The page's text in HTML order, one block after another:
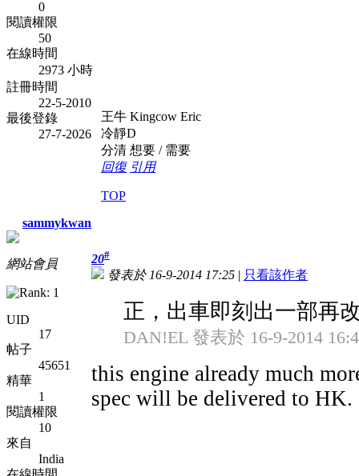
0
閱讀權限
50
在線時間
2973 小時
註冊時間
22-5-2010
最後登錄
27-7-2026
王牛 Kingcow Eric
冷靜D
分清 想要 / 需要
回復 引用
TOP
sammykwan
網站會員
UID
17
帖子
45651
精華
1
閱讀權限
10
來自
India
20#
發表於 16-9-2014 17:25 | 只看該作者
正，出車即刻出一部再
DAN!EL 發表於 16-9-2014
this engine already much
spec will be delivered to HK.